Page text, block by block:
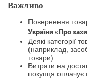
Важливо
Повернення
України «Про
Деякі категорії
(наприклад,
товари).
Витрати на
покупця оплачує